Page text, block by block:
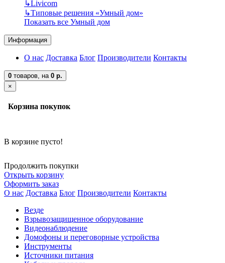
↳Livicom
↳Типовые решения «Умный дом»
Показать все Умный дом
Информация
О нас Доставка Блог Производители Контакты
0 товаров, на 0 р.
×
Корзина покупок
В корзине пусто!
Продолжить покупки
Открыть корзину
Оформить заказ
О нас Доставка Блог Производители Контакты
Везде
Взрывозащищенное оборудование
Видеонаблюдение
Домофоны и переговорные устройства
Инструменты
Источники питания